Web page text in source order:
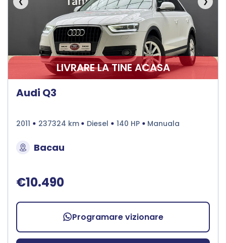
LIVRARE LA TINE ACASA
Audi Q3
2011 237324 km Diesel 140 HP Manuala
Bacau
€10.490
Programare vizionare